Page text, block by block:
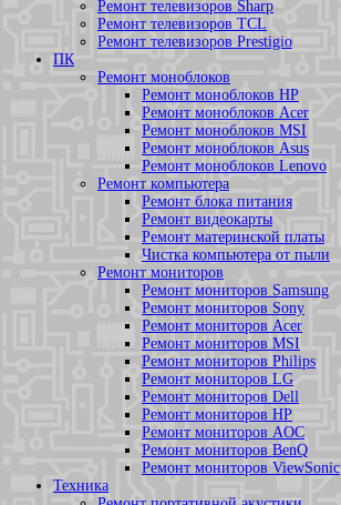
Ремонт телевизоров Sharp
Ремонт телевизоров TCL
Ремонт телевизоров Prestigio
ПК
Ремонт моноблоков
Ремонт моноблоков HP
Ремонт моноблоков Acer
Ремонт моноблоков MSI
Ремонт моноблоков Asus
Ремонт моноблоков Lenovo
Ремонт компьютера
Ремонт блока питания
Ремонт видеокарты
Ремонт материнской платы
Чистка компьютера от пыли
Ремонт мониторов
Ремонт мониторов Samsung
Ремонт мониторов Sony
Ремонт мониторов Acer
Ремонт мониторов MSI
Ремонт мониторов Philips
Ремонт мониторов LG
Ремонт мониторов Dell
Ремонт мониторов HP
Ремонт мониторов AOC
Ремонт мониторов BenQ
Ремонт мониторов ViewSonic
Техника